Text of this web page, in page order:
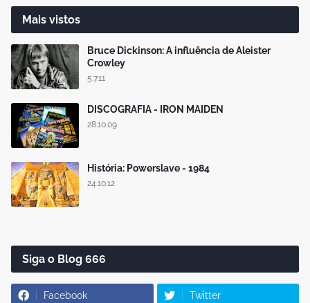
Mais vistos
Bruce Dickinson: A influência de Aleister
Crowley
5.7.11
DISCOGRAFIA - IRON MAIDEN
28.10.09
História: Powerslave - 1984
24.10.12
Siga o Blog 666
Facebook Twitter